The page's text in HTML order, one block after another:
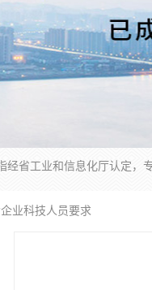
业科技人员要求